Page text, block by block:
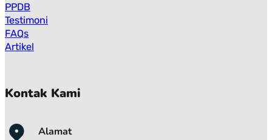
PPDB
Testimoni
FAQs
Artikel
Kontak Kami
Alamat